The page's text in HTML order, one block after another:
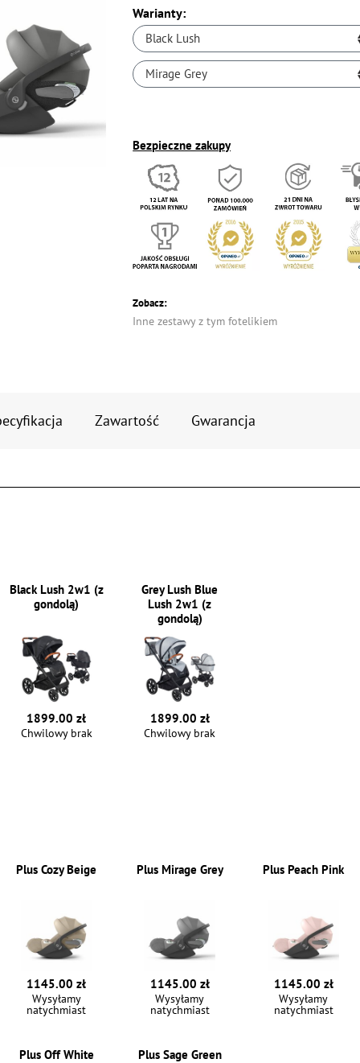
Warianty:
Black Lush
Mirage Grey
Bezpieczne zakupy
Zobacz:
Inne zestawy z tym fotelikiem
Zawartość Gwarancja
Black Lush 2w1 (z
gondolą)
1899.00 zł
Chwilowy brak
Grey Lush Blue
Lush 2w1 (z
gondolą)
1899.00 zł
Chwilowy brak
Plus Cozy Beige
1145.00 zł
Wysyłamy
natychmiast
Plus Mirage Grey
1145.00 zł
Wysyłamy
natychmiast
Plus Peach Pink
1145.00 zł
Wysyłamy
natychmiast
Plus Off White Plus Sage Green